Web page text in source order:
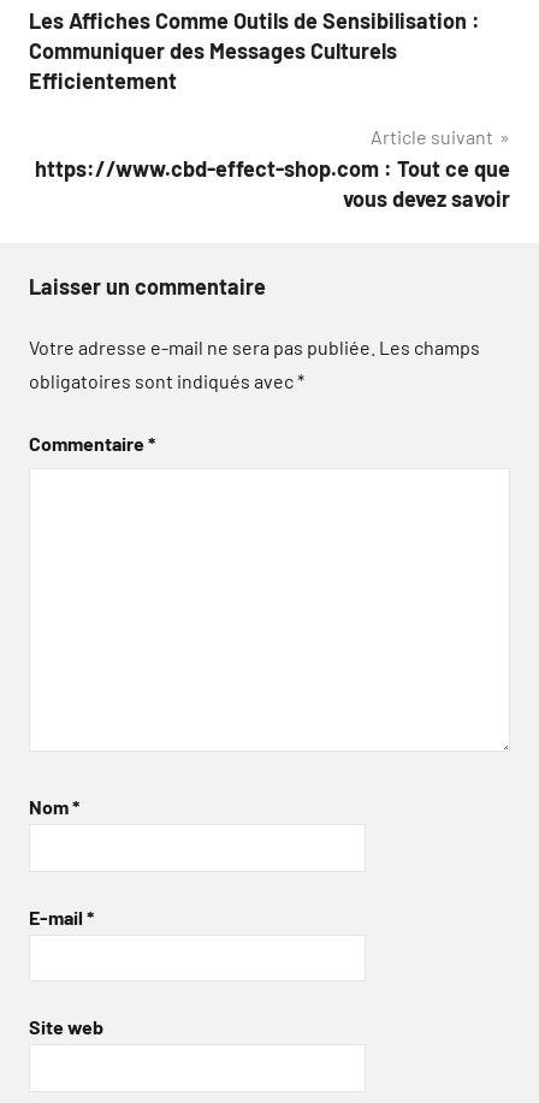
de
l’article
Les Affiches Comme Outils de Sensibilisation :
Communiquer des Messages Culturels
Efficientement
Article suivant
https://www.cbd-effect-shop.com : Tout ce que
vous devez savoir
Laisser un commentaire
Votre adresse e-mail ne sera pas publiée. Les champs
obligatoires sont indiqués avec*
Commentaire*
Nom*
E-mail *
Site web